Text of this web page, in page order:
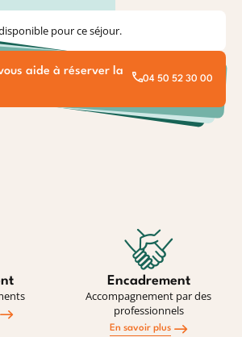
pour ce séjour.
aide à réserver la
04 50 52 30 00
Encadrement
Accompagnement par des
professionnels
En savoir plus